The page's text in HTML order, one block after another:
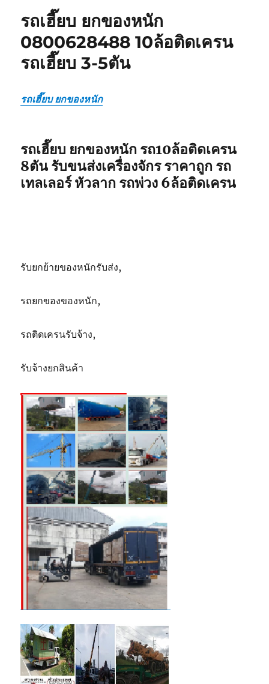
10ล้อ
รถเฮี๊ยบ ยกของหนัก
0800628488 10ล้อติดเครน
รถเฮี๊ยบ 3-5ตัน
รถเฮี๊ยบ ยกของหนัก
รถเฮี๊ยบ ยกของหนัก รถ10ล้อติดเครน
8ตัน รับขนส่งเครื่องจักร ราคาถูก รถ
เทลเลอร์ หัวลาก รถพ่วง 6ล้อติดเครน
รับยกย้ายของหนักรับส่ง,
รถยกของของหนัก,
รถติดเครนรับจ้าง,
รับจ้างยกสินค้า